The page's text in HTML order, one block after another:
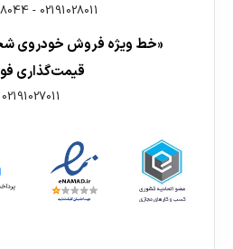
02191028011
-
«خط ویژه فروش خودروی
قیمت‌گذاری
02191027011